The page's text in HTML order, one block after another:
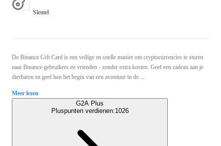
Sleutel
De Binance Gift Card is een veilige en snelle manier om cryptocurrencies te sturen
naar Binance-gebruikers en vrienden - zonder extra kosten. Geef een cadeau aan je
dierbaren en geef hen het begin van een avontuur in de ...
Meer lezen
G2A Plus
Pluspunten verdienen:1026